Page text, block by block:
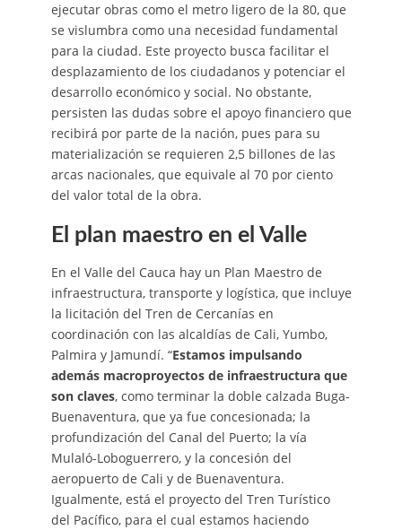
ejecutar obras como el metro ligero de la 80, que
se vislumbra como una necesidad fundamental
para la ciudad. Este proyecto busca facilitar el
desplazamiento de los ciudadanos y potenciar el
desarrollo económico y social. No obstante,
persisten las dudas sobre el apoyo financiero que
recibirá por parte de la nación, pues para su
materialización se requieren 2,5 billones de las
arcas nacionales, que equivale al 70 por ciento
del valor total de la obra.
El plan maestro en el Valle
En el Valle del Cauca hay un Plan Maestro de
infraestructura, transporte y logística, que incluye
la licitación del Tren de Cercanías en
coordinación con las alcaldías de Cali, Yumbo,
Palmira y Jamundí. “Estamos impulsando
además macroproyectos de infraestructura que
son claves, como terminar la doble calzada Buga-
Buenaventura, que ya fue concesionada; la
profundización del Canal del Puerto; la vía
Mulaló-Loboguerrero, y la concesión del
aeropuerto de Cali y de Buenaventura.
Igualmente, está el proyecto del Tren Turístico
del Pacífico, para el cual estamos haciendo